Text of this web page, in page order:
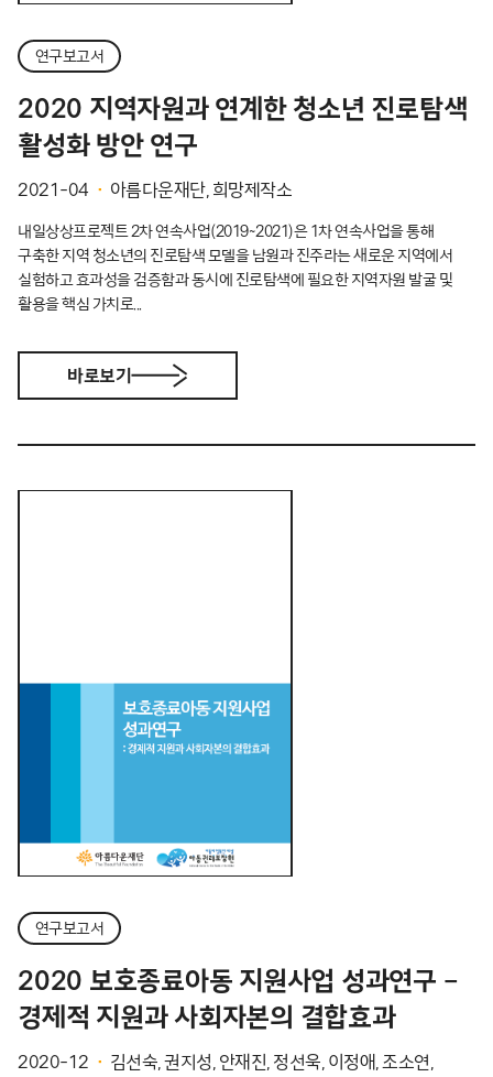
연구보고서
2020 지역자원과 연계한 청소년 진로탐색
활성화 방안 연구
2021-04 아름다운재단, 희망제작소
내일상상프로젝트 2차 연속사업(2019~2021)은 1차 연속사업을 통해
구축한 지역 청소년의 진로탐색 모델을 남원과 진주라는 새로운 지역에서
실험하고 효과성을 검증함과 동시에 진로탐색에 필요한 지역자원 발굴 및
활용을 핵심 가치로...
바로보기
연구보고서
2020 보호종료아동 지원사업 성과연구 –
경제적 지원과 사회자본의 결합효과
2020-12
김선숙, 권지성, 안재진, 정선욱, 이정애, 조소연,